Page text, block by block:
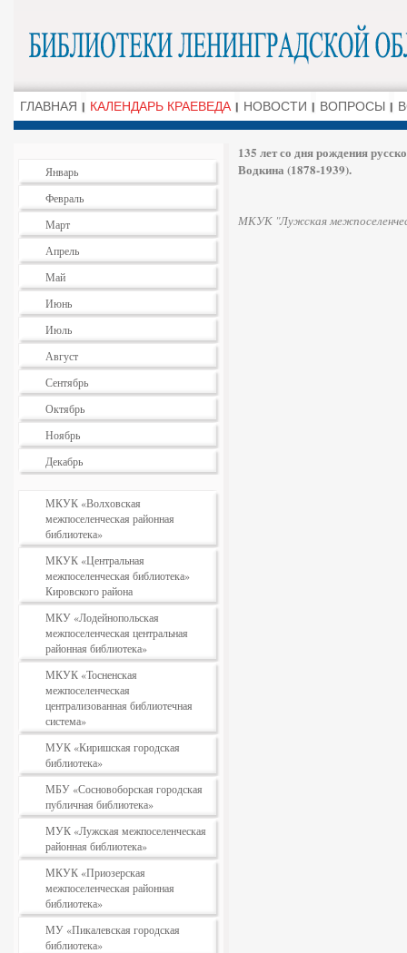
ГЛАВНАЯ КАЛЕНДАРЬ КРАЕВЕДА НОВОСТИ ВОПРОСЫ
Январь
Февраль
Март
Апрель
Май
Июнь
Июль
Август
Сентябрь
Октябрь
Ноябрь
Декабрь
МКУК «Волховская
межпоселенческая районная
библиотека»
МКУК «Центральная
межпоселенческая библиотека»
Кировского района
МКУ «Лодейнопольская
межпоселенческая центральная
районная библиотека»
МКУК «Тосненская
межпоселенческая
централизованная библиотечная
система»
МУК «Киришская городская
библиотека»
МБУ «Сосновоборская городская
публичная библиотека»
МУК «Лужская межпоселенческая
районная библиотека»
МКУК «Приозерская
межпоселенческая районная
библиотека»
МУ «Пикалевская городская
библиотека»
135 лет со дня рождения
Водкина (1878-1939).
МКУК "Лужская